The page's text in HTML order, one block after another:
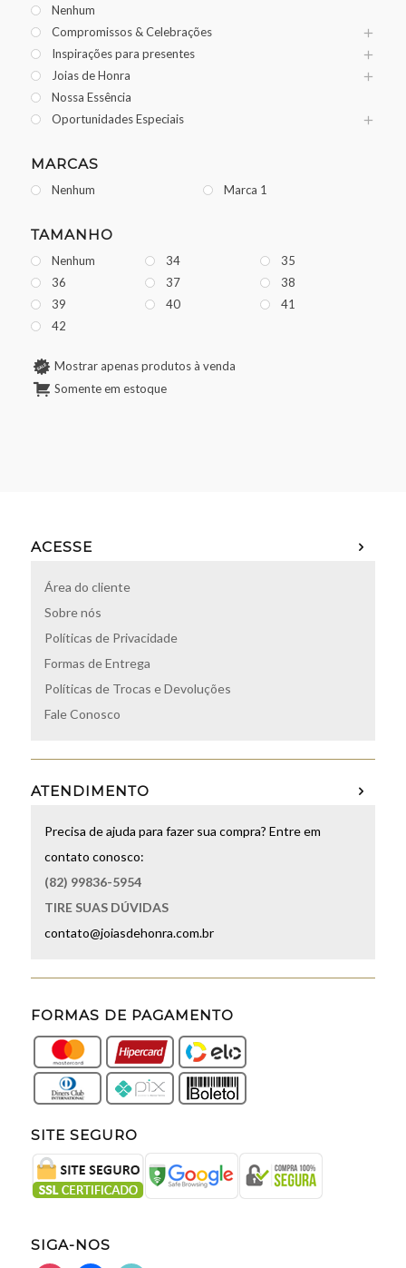
Nenhum
Compromissos & Celebrações
Inspirações para presentes
Joias de Honra
Nossa Essência
Oportunidades Especiais
MARCAS
Nenhum Marca 1
TAMANHO
Nenhum 34
35
36
37
38
39
40
41
42
Mostrar apenas produtos à venda
Somente em estoque
ACESSE
Área do cliente
Sobre nós
Políticas de Privacidade
Formas de Entrega
Políticas de Trocas e Devoluções
Fale Conosco
ATENDIMENTO
Precisa de ajuda para fazer sua compra? Entre em
contato conosco:
(82) 99836-5954
TIRE SUAS DÚVIDAS
contato@joiasdehonra.com.br
FORMAS DE PAGAMENTO
SITE SEGURO
SIGA-NOS